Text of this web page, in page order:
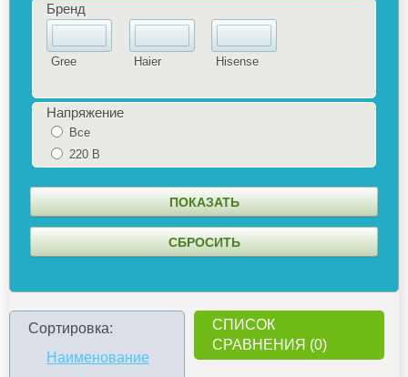
Бренд
Gree Haier Hisense
Напряжение
Все
220 В
Сортировка:
Наименование
СПИСОК
СРАВНЕНИЯ (0)